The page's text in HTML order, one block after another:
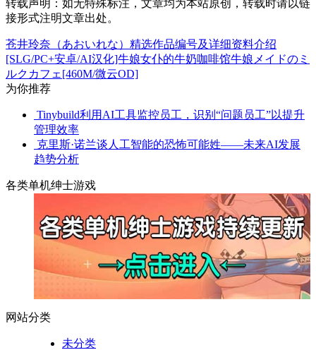
转载声明： 如无特殊标注，文章均为本站原创，转载时请以链
接形式注明文章出处。
苍井玲奈（あおいれな）精选作品编号及详细资料介绍
[SLG/PC+安卓/AI汉化]牛娘女仆的牛奶咖啡馆牛娘メイドのミ
ルクカフェ[460M/微云OD]
为你推荐
Tinybuild利用AI工具监控员工，识别“问题员工”以提升
管理效率
克里斯·诺兰谈人工智能的恐怖可能姓——未来AI发展
趋势分析
各类单机绅士游戏
网站分类
未分类